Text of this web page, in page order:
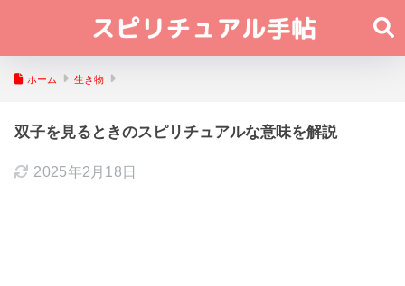
ホーム 生き物
双子を見るときのスピリチュアルな意味を解説
2025年2月18日